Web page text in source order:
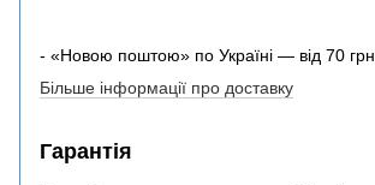
- «Новою поштою» по Україні — від 70 грн.
Більше інформації про доставку
Гарантія